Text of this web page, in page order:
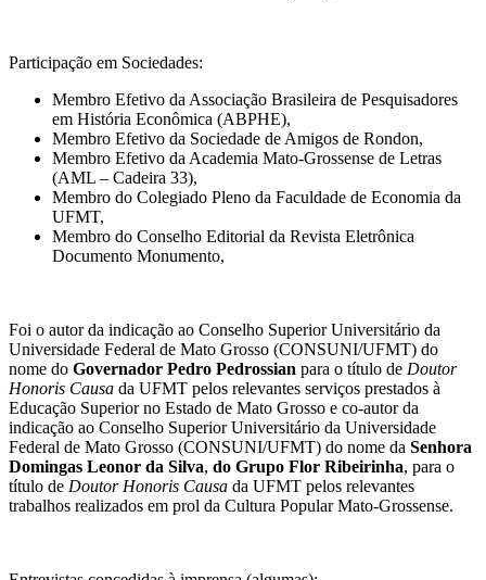
Participação em Sociedades:
Membro Efetivo da Associação Brasileira de Pesquisadores
em História Econômica (ABPHE),
Membro Efetivo da Sociedade de Amigos de Rondon,
Membro Efetivo da Academia Mato-Grossense de Letras
(AML – Cadeira 33),
Membro do Colegiado Pleno da Faculdade de Economia da
UFMT,
Membro do Conselho Editorial da Revista Eletrônica
Documento Monumento,
Foi o autor da indicação ao Conselho Superior Universitário da
Universidade Federal de Mato Grosso (CONSUNI/UFMT) do
nome do Governador Pedro Pedrossian para o título de Doutor
Honoris Causa da UFMT pelos relevantes serviços prestados à
Educação Superior no Estado de Mato Grosso e co-autor da
indicação ao Conselho Superior Universitário da Universidade
Federal de Mato Grosso (CONSUNI/UFMT) do nome da Senhora
Domingas Leonor da Silva, do Grupo Flor Ribeirinha, para o
título de Doutor Honoris Causa da UFMT pelos relevantes
trabalhos realizados em prol da Cultura Popular Mato-Grossense.